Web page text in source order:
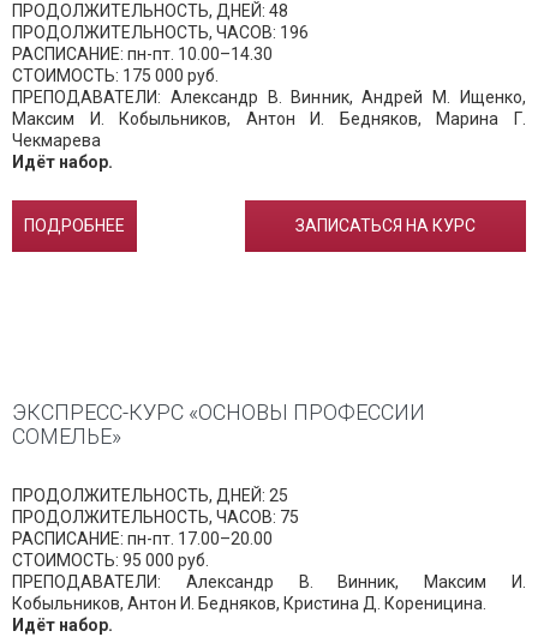
ПРОДОЛЖИТЕЛЬНОСТЬ, ДНЕЙ: 48
ПРОДОЛЖИТЕЛЬНОСТЬ, ЧАСОВ: 196
РАСПИСАНИЕ: пн-пт. 10.00–14.30
СТОИМОСТЬ: 175 000 руб.
ПРЕПОДАВАТЕЛИ: Александр В. Винник, Андрей М. Ищенко,
Максим И. Кобыльников, Антон И. Бедняков, Марина Г.
Чекмарева
Идёт набор.
ПОДРОБНЕЕ ЗАПИСАТЬСЯ НА КУРС
ЭКСПРЕСС-КУРС «ОСНОВЫ ПРОФЕССИИ
СОМЕЛЬЕ»
ПРОДОЛЖИТЕЛЬНОСТЬ, ДНЕЙ: 25
ПРОДОЛЖИТЕЛЬНОСТЬ, ЧАСОВ: 75
РАСПИСАНИЕ: пн-пт. 17.00–20.00
СТОИМОСТЬ: 95 000 руб.
ПРЕПОДАВАТЕЛИ: Александр В. Винник, Максим И.
Кобыльников, Антон И. Бедняков, Кристина Д. Кореницина.
Идёт набор.